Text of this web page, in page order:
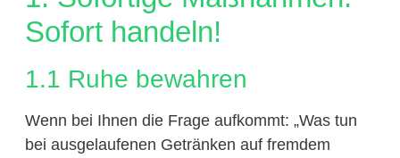
Sofort handeln!
1.1 Ruhe bewahren
Wenn bei Ihnen die Frage aufkommt: „Was tun
bei ausgelaufenen Getränken auf fremdem